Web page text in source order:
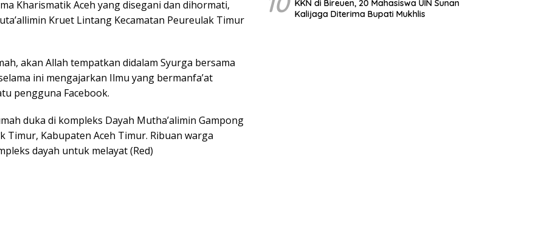
Kharismatik Aceh yang disegani dan dihormati,
Kruet Lintang Kecamatan Peureulak Timur
akan Allah tempatkan didalam Syurga bersama
ini mengajarkan Ilmu yang bermanfa’at
pengguna Facebook.
duka di kompleks Dayah Mutha’alimin Gampong
Timur, Kabupaten Aceh Timur. Ribuan warga
dayah untuk melayat (Red)
KKN di Bireuen, 20 Mahasiswa UIN Sunan